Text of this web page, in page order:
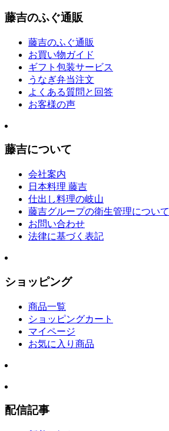
藤吉のふぐ通販
藤吉のふぐ通販
お買い物ガイド
ギフト包装サービス
うなぎ弁当注文
よくある質問と回答
お客様の声
藤吉について
会社案内
日本料理 藤吉
仕出し料理の岐山
藤吉グループの衛生管理について
お問い合わせ
法律に基づく表記
ショッピング
商品一覧
ショッピングカート
マイページ
お気に入り商品
配信記事